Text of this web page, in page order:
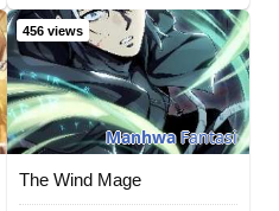
456 views
ManhwaFantasi
The Wind Mage